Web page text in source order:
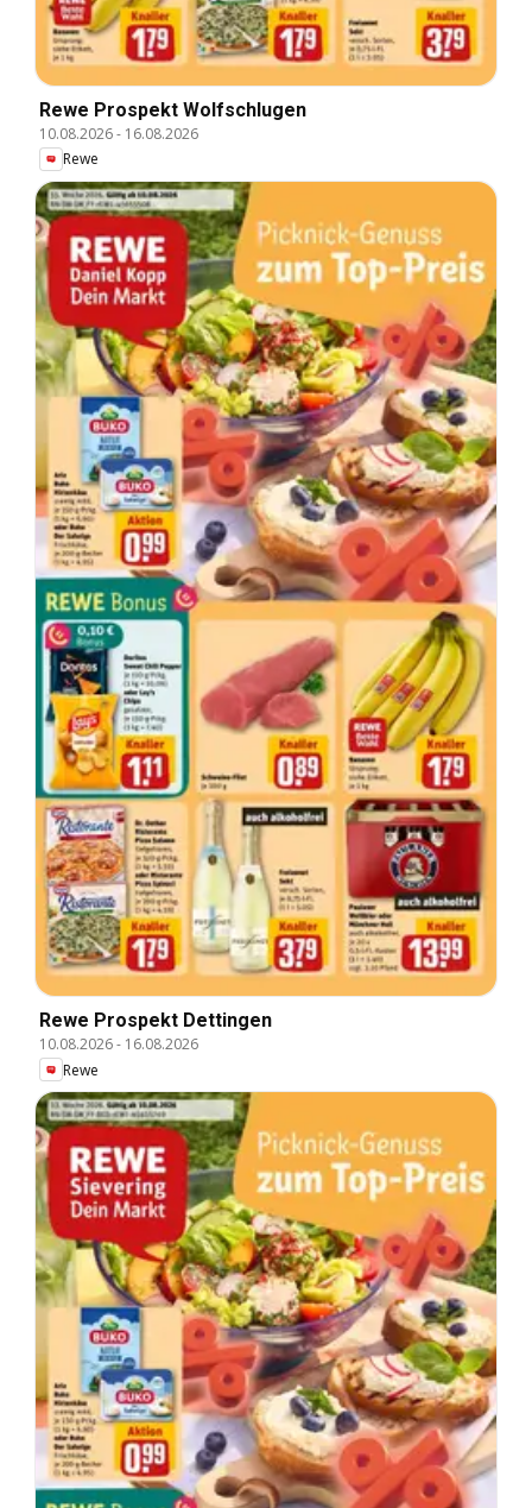
Rewe Prospekt Wolfschlugen
10.08.2026- 16.08.2026
Rewe
Rewe Prospekt Dettingen
10.08.2026- 16.08.2026
Rewe